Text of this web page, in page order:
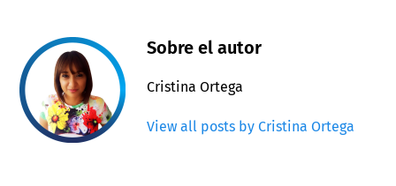
Sobre el autor
Cristina Ortega
View all posts by Cristina Ortega